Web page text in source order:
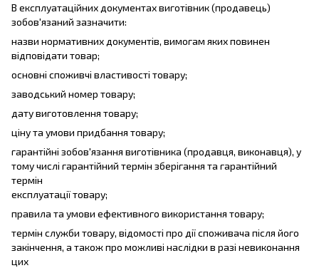
В експлуатаційних документах виготівник (продавець)
зобов'язаний зазначити:
назви нормативних документів, вимогам яких повинен
відповідати товар;
основні споживчі властивості товару;
заводський номер товару;
дату виготовлення товару;
ціну та умови придбання товару;
гарантійні зобов'язання виготівника (продавця, виконавця), у
тому числі гарантійний термін зберігання та гарантійний
термін
експлуатації товару;
правила та умови ефективного використання товару;
термін служби товару, відомості про дії споживача після його
закінчення, а також про можливі наслідки в разі невиконання
цих